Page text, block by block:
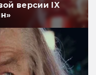
версии IX